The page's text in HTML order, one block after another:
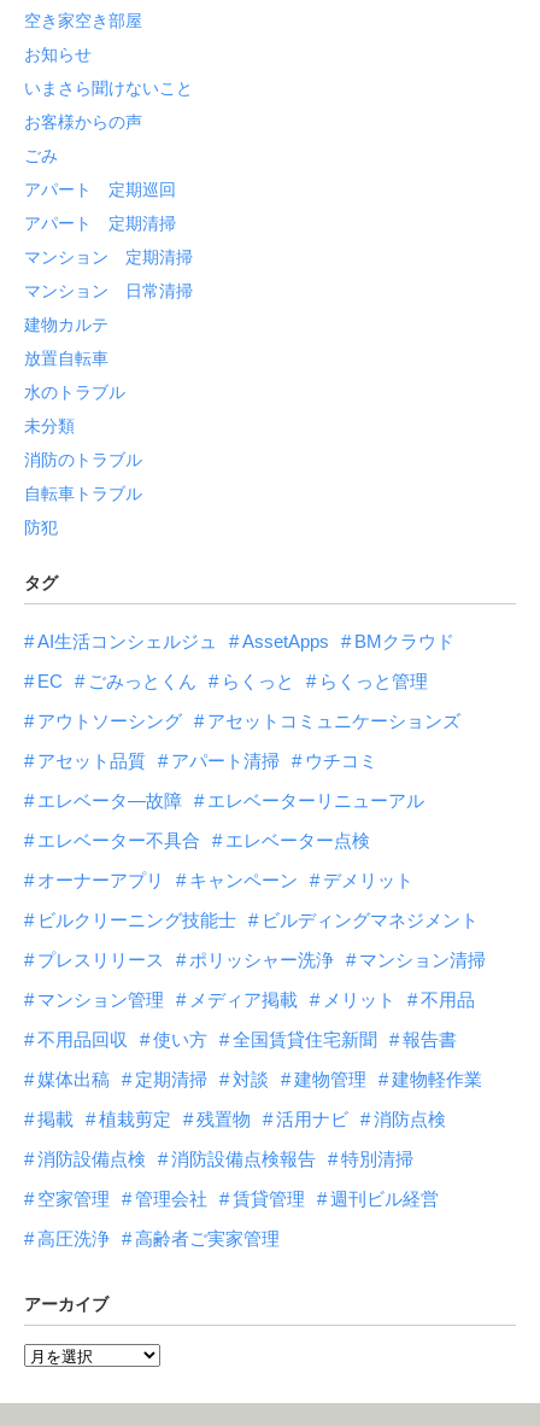
空き家空き部屋
お知らせ
いまさら聞けないこと
お客様からの声
ごみ
アパート 定期巡回
アパート 定期清掃
マンション 定期清掃
マンション 日常清掃
建物カルテ
放置自転車
水のトラブル
未分類
消防のトラブル
自転車トラブル
防犯
タグ
AI生活コンシェルジュ AssetApps
BMクラウド
EC
ごみっとくん らくっと
らくっと管理
アウトソーシング
アセットコミュニケーションズ
アセット品質
アパート清掃
ウチコミ
エレベータ―故障
エレベーターリニューアル
エレベーター不具合
エレベーター点検
オーナーアプリ
キャンペーン
デメリット
ビルクリーニング技能士
ビルディングマネジメント
プレスリリース
ポリッシャー洗浄
マンション清掃
マンション管理
メディア掲載 メリット
不用品
不用品回収
使い方 全国賃貸住宅新聞
報告書
媒体出稿
定期清掃 対談 建物管理
建物軽作業
掲載
植栽剪定 残置物 活用ナビ
消防点検
消防設備点検
消防設備点検報告
特別清掃
空家管理
管理会社 賃貸管理
週刊ビル経営
高圧洗浄
高齢者ご実家管理
アーカイブ